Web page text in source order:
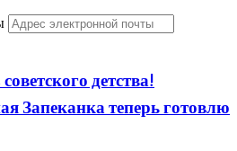
детства!
Запеканка теперь готовлю